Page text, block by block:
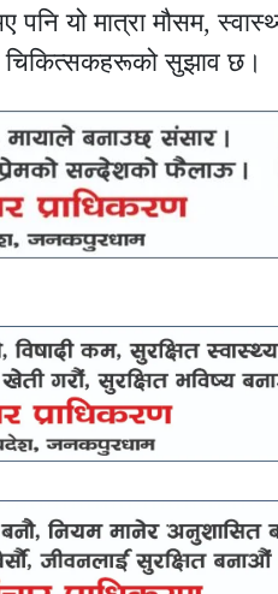
पनि यो मात्रा मौसम,
चिकित्सकहरूको सुझाव छ।